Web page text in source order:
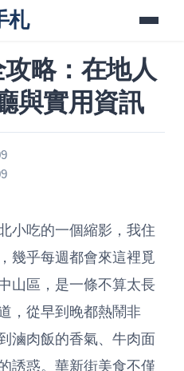
札
略：在地人
與實用資訊
小吃的一個縮影，我住
幾乎每週都會來這裡覓
山區，是一條不算太長
，從早到晚都熱鬧非
滷肉飯的香氣、牛肉面
誘惑。華新街美食不僅